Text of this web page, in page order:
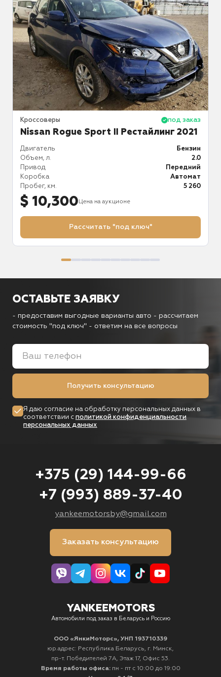
Кроссоверы под заказ
Nissan Rogue Sport II Рестайлинг 2021
Двигатель
Бензин
Объем, л.
2.0
Привод
Передний
Коробка
Автомат
Пробег, км.
5 260
$ 10,300 Цена на аукционе
Рассчитать "под ключ"
ОСТАВЬТЕ ЗАЯВКУ
- предоставим выгодные варианты авто - рассчитаем
стоимость "под ключ" - ответим на все вопросы
Получить консультацию
Я даю согласие на обработку персональных данных в
соответствии с политикой конфиденциальности
персональных данных
+375 (29) 144-99-66
+7 (993) 889-37-40
yankeemotorsby@gmail.com
Заказать консультацию
YANKEEMOTORS
Автомобили под заказ в Беларусь и Россию
ООО «ЯнкиМоторс», УНП 193710339
юр.адрес: Республика Беларусь, г. Минск,
пр-т. Победителей 7А, Этаж 17, Офис 53.
Время работы офиса: пн - пт с 10:00 до 19:00